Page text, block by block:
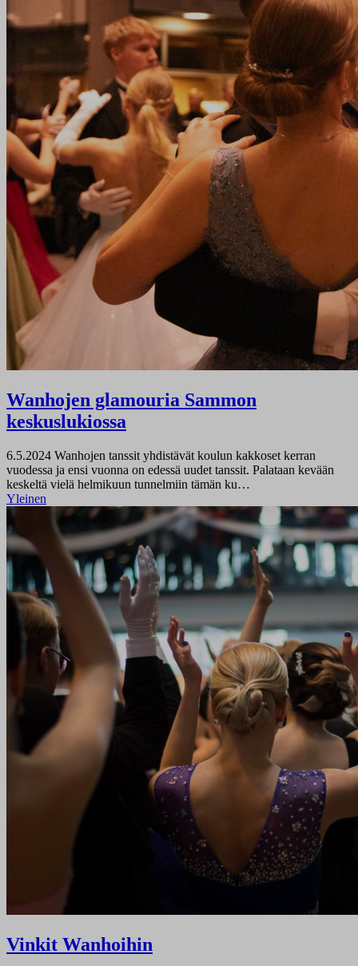
Wanhojen glamouria Sammon
keskuslukiossa
6.5.2024 Wanhojen tanssit yhdistävät koulun kakkoset kerran
vuodessa ja ensi vuonna on edessä uudet tanssit. Palataan kevään
keskeltä vielä helmikuun tunnelmiin tämän ku…
Yleinen
Vinkit Wanhoihin